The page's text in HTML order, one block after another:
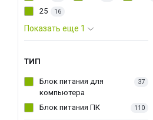
25 16
Показать еще 1
ТИП
Блок питания для
компьютера
37
Блок питания ПК 110